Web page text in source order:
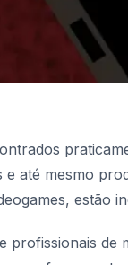
até mesmo
estão
profissionais